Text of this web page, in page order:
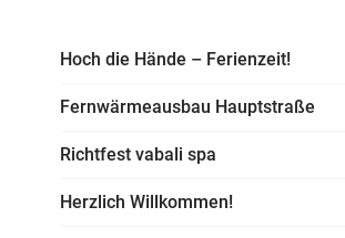
Hoch die Hände – Ferienzeit!
Fernwärmeausbau Hauptstraße
Richtfest vabali spa
Herzlich Willkommen!